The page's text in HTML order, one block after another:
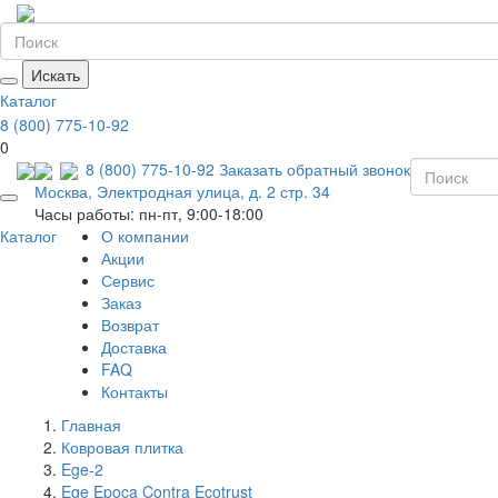
Искать
Каталог
8 (800) 775-10-92
0
8 (800) 775-10-92 Заказать обратный звонок
Москва, Электродная улица, д. 2 стр. 34
Часы работы: пн-пт, 9:00-18:00
Каталог
О компании
Акции
Сервис
Заказ
Возврат
Доставка
FAQ
Контакты
Главная
Ковровая плитка
Ege-2
Ege Epoca Contra Ecotrust